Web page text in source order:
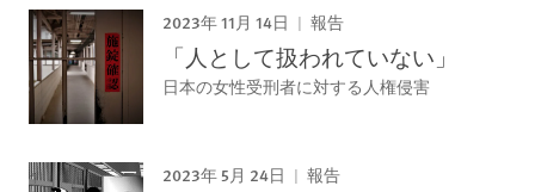
2023年 11月 14日 報告
「人として扱われていない」
日本の女性受刑者に対する人権侵害
2023年 5月 24日 報告